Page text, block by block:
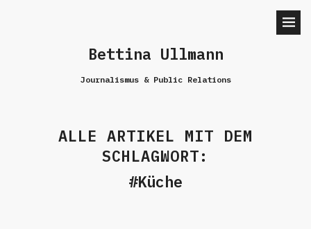
Bettina Ullmann
Journalismus & Public Relations
ALLE ARTIKEL MIT DEM
SCHLAGWORT:
Küche